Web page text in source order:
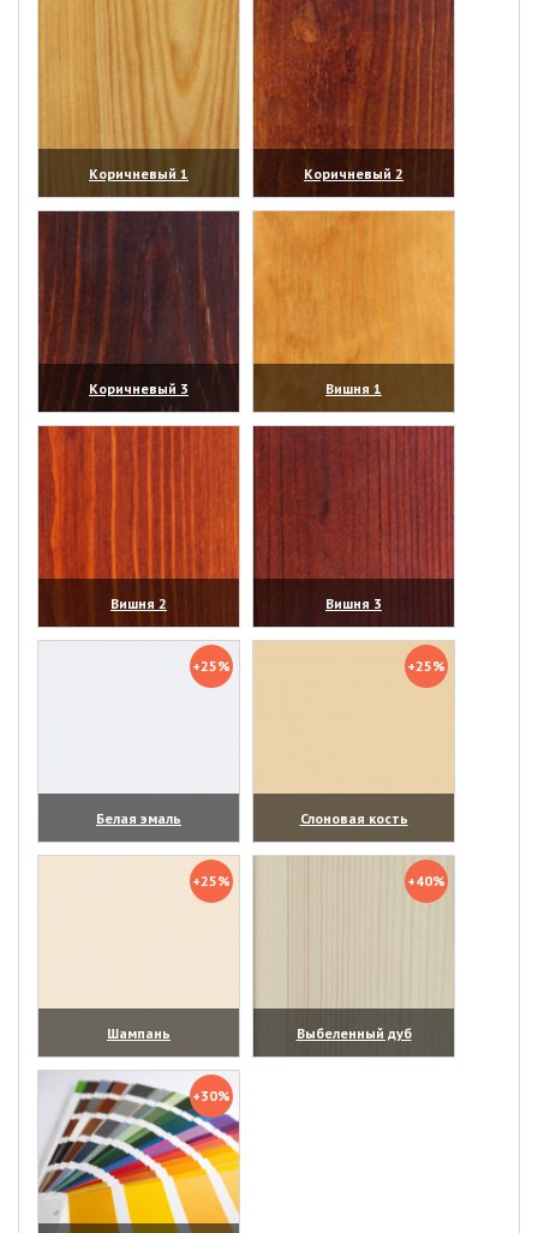
Коричневый 1
(увеличить)
Коричневый 2
(увеличить)
Коричневый 3
(увеличить)
Вишня 1
(увеличить)
Вишня 2
(увеличить)
Вишня 3
(увеличить)
+25%
Белая эмаль
(увеличить)
+25%
Слоновая кость
(увеличить)
+25%
Шампань
(увеличить)
+40%
Выбеленный дуб
(увеличить)
+30%